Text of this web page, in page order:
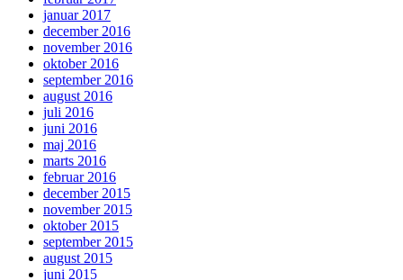
januar 2017
december 2016
november 2016
oktober 2016
september 2016
august 2016
juli 2016
juni 2016
maj 2016
marts 2016
februar 2016
december 2015
november 2015
oktober 2015
september 2015
august 2015
juni 2015